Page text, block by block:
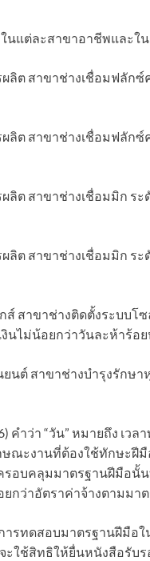
นแต่ละสาขาอาชีพและใ
ลิต สาขาช่างเชื่อมฟลักซ์
ลิต สาขาช่างเชื่อมฟลักซ์
ลิต สาขาช่างเชื่อมมิก ร
ลิต สาขาช่างเชื่อมมิก ร
สาขาช่างติดตั้งระบบโ
งินไม่น้อยกว่าวันละห้าร้อ
ต์ สาขาช่างบำรุงรักษา
คำว่า “วัน” หมายถึง เว
ณะงานที่ต้องใช้ทักษะฝี
รอบคลุมมาตรฐานฝีมือนั้
ยกว่าอัตราค่าจ้างตามม
ารทดสอบมาตรฐานฝีมือ
ใช้สิทธิให้ยื่นหนังสือรับ